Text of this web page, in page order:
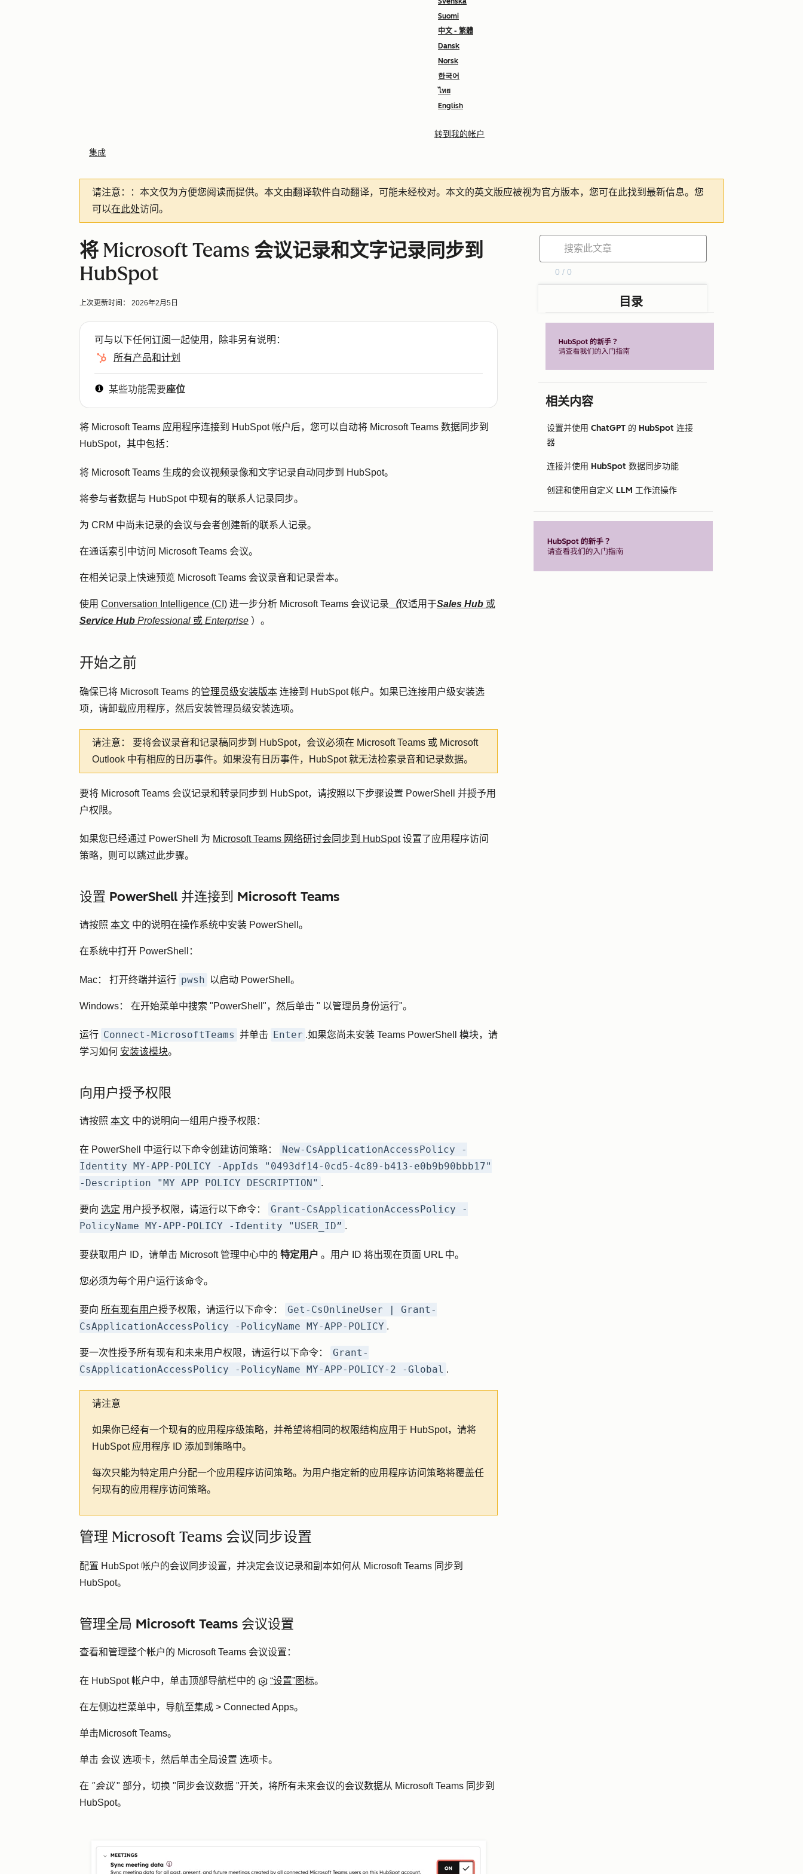
Suomi
中文 - 繁體
Dansk
Norsk
한국어
ไทย
English
转到我的帐户
集成
请注意： ：本文仅为方便您阅读而提供。 本文由翻译软件自动翻译，可能未经校对。本文的英文版应被视为官方版本，您可在此找到最新信息。您
可以在此处访问。
将 Microsoft Teams 会议记录和文字记录同步到
HubSpot
上次更新时间： 2026年2月5日
可与以下任何订阅一起使用，除非另有说明：
所有产品和计划
某些功能需要座位
将 Microsoft Teams 应用程序连接到 HubSpot 帐户后，您可以自动将 Microsoft Teams 数据同步到
HubSpot，其中包括：
将 Microsoft Teams 生成的会议视频录像和文字记录自动同步到 HubSpot。
将参与者数据与 HubSpot 中现有的联系人记录同步。
为 CRM 中尚未记录的会议与会者创建新的联系人记录。
在通话索引中访问 Microsoft Teams 会议。
在相关记录上快速预览 Microsoft Teams 会议录音和记录誊本。
使用 Conversation Intelligence (CI) 进一步分析 Microsoft Teams 会议记录 （仅适用于Sales Hub 或
Service Hub Professional 或 Enterprise ）。
开始之前
确保已将 Microsoft Teams 的管理员级安装版本 连接到 HubSpot 帐户。如果已连接用户级安装选
项，请卸载应用程序，然后安装管理员级安装选项。
请注意：
要将会议录音和记录稿同步到 HubSpot，会议必须在 Microsoft Teams 或 Microsoft
Outlook 中有相应的日历事件。如果没有日历事件，HubSpot 就无法检索录音和记录数据。
要将 Microsoft Teams 会议记录和转录同步到 HubSpot，请按照以下步骤设置 PowerShell 并授予用
户权限。
如果您已经通过 PowerShell 为 Microsoft Teams 网络研讨会同步到 HubSpot设置了应用程序访问
策略，则可以跳过此步骤。
设置 PowerShell 并连接到 Microsoft Teams
请按照 本文 中的说明在操作系统中安装 PowerShell。
在系统中打开 PowerShell：
Mac： 打开终端并运行 pwsh 以启动 PowerShell。
Windows： 在开始菜单中搜索 "PowerShell"，然后单击 " 以管理员身份运行"。
运行 Connect-MicrosoftTeams 并单击 Enter .如果您尚未安装 Teams PowerShell 模块，请
学习如何 安装该模块。
向用户授予权限
请按照 本文 中的说明向一组用户授予权限：
在 PowerShell 中运行以下命令创建访问策略：
New-CsApplicationAccessPolicy -
Identity MY-APP-POLICY -AppIds "0493df14-0cd5-4c89-b413-e0b9b90bbb17"
-Description "MY APP POLICY DESCRIPTION" .
要向 选定 用户授予权限，请运行以下命令：
Grant-CsApplicationAccessPolicy -
PolicyName MY-APP-POLICY -Identity "USER_ID” .
要获取用户 ID，请单击 Microsoft 管理中心中的 特定用户 。 用户 ID 将出现在页面 URL 中。
您必须为每个用户运行该命令。
要向 所有现有用户授予权限，请运行以下命令：
Get-CsOnlineUser | Grant-
CsApplicationAccessPolicy -PolicyName MY-APP-POLICY .
要一次性授予所有现有和未来用户权限，请运行以下命令：
Grant-
CsApplicationAccessPolicy -PolicyName MY-APP-POLICY-2 -Global .
请注意
如果你已经有一个现有的应用程序级策略，并希望将相同的权限结构应用于 HubSpot，请将
HubSpot 应用程序 ID 添加到策略中。
每次只能为特定用户分配一个应用程序访问策略。为用户指定新的应用程序访问策略将覆盖任
何现有的应用程序访问策略。
管理 Microsoft Teams 会议同步设置
配置 HubSpot 帐户的会议同步设置，并决定会议记录和副本如何从 Microsoft Teams 同步到
HubSpot。
管理全局 Microsoft Teams 会议设置
查看和管理整个帐户的 Microsoft Teams 会议设置：
在 HubSpot 帐户中，单击顶部导航栏中的 “设置”图标。
在左侧边栏菜单中，导航至集成 > Connected Apps。
单击Microsoft Teams。
单击 会议 选项卡，然后单击全局设置 选项卡。
在 "会议" 部分，切换 " 同步会议数据 "开关，将所有未来会议的会议数据从 Microsoft Teams 同步到
HubSpot。
0 / 0
目录
相关内容
设置并使用 ChatGPT 的 HubSpot 连接
器
连接并使用 HubSpot 数据同步功能
创建和使用自定义 LLM 工作流操作